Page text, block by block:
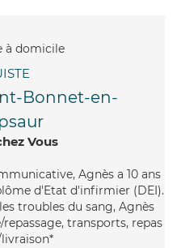
Bonnet-en-
Vous
Agnès a 10 ans
d'Etat d'infirmier (DEI).
troubles du sang, Agnès
transports, repas